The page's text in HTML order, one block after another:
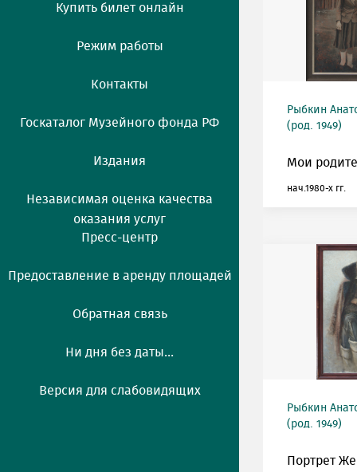
Купить билет онлайн
Режим работы
Контакты
Госкаталог Музейного фонда РФ
Издания
Независимая оценка качества
оказания услуг
Пресс-центр
Предоставление в аренду площадей
Обратная связь
Ни дня без даты...
Версия для слабовидящих
Рыбкин
(род. 1949)
Мои
нач.1980-х гг.
Рыбкин
(род. 1949)
Портрет